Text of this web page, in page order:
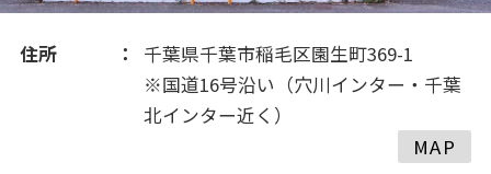
2017(249)
2016(399)
住所
千葉県千葉市稲毛区園生町369-1
※国道16号沿い（穴川インター・千葉
北インター近く）
MAP